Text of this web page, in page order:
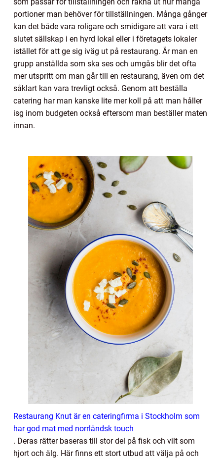
portioner man behöver för tillställningen. Många gånger
kan det både vara roligare och smidigare att vara i ett
slutet sällskap i en hyrd lokal eller i företagets lokaler
istället för att ge sig iväg ut på restaurang. Är man en
grupp anställda som ska ses och umgås blir det ofta
mer utspritt om man går till en restaurang, även om det
såklart kan vara trevligt också. Genom att beställa
catering har man kanske lite mer koll på att man håller
isg inom budgeten också eftersom man beställer maten
innan.
Restaurang Knut är en cateringfirma i Stockholm som
har god mat med norrländsk touch
. Deras rätter baseras till stor del på fisk och vilt som
hjort och älg. Här finns ett stort utbud att välja på och